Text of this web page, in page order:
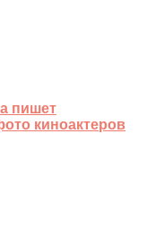
пишет
киноактеров